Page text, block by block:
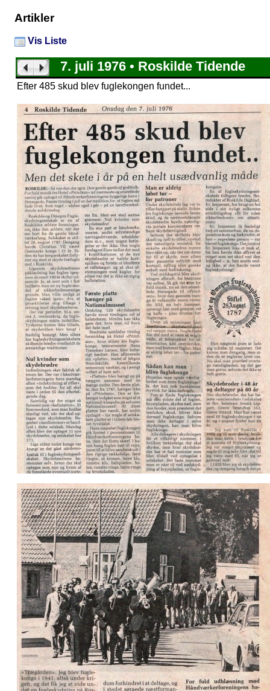
Artikler
Vis Liste
7. juli 1976 • Roskilde Tidende
Efter 485 skud blev fuglekongen fundet...